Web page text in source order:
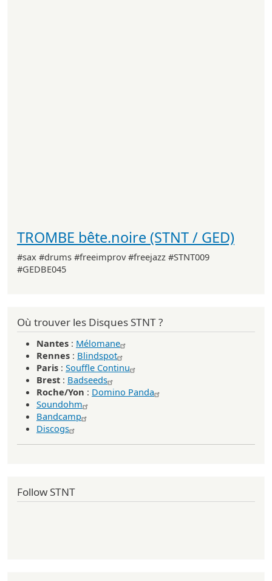
TROMBE bête.noire (STNT / GED)
#sax #drums #freeimprov #freejazz #STNT009
#GEDBE045
Où trouver les Disques STNT ?
Nantes : Mélomane
Rennes : Blindspot
Paris : Souffle Continu
Brest : Badseeds
Roche/Yon : Domino Panda
Soundohm
Bandcamp
Discogs
Follow STNT